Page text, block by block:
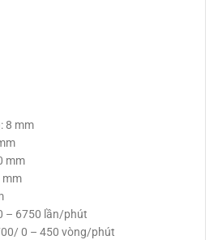
8 mm
mm
mm
– 6750 lần/phút
0 – 450 vòng/phút